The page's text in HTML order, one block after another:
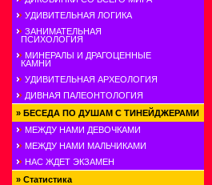
УДИВИТЕЛЬНАЯ ЛОГИКА
ЗАНИМАТЕЛЬНАЯ
ПСИХОЛОГИЯ
МИНЕРАЛЫ И ДРАГОЦЕННЫЕ
КАМНИ
УДИВИТЕЛЬНАЯ АРХЕОЛОГИЯ
ДИВНАЯ ПАЛЕОНТОЛОГИЯ
» БЕСЕДА ПО ДУШАМ С ТИНЕЙДЖЕРАМИ
МЕЖДУ НАМИ ДЕВОЧКАМИ
МЕЖДУ НАМИ МАЛЬЧИКАМИ
НАС ЖДЕТ ЭКЗАМЕН
» Статистика